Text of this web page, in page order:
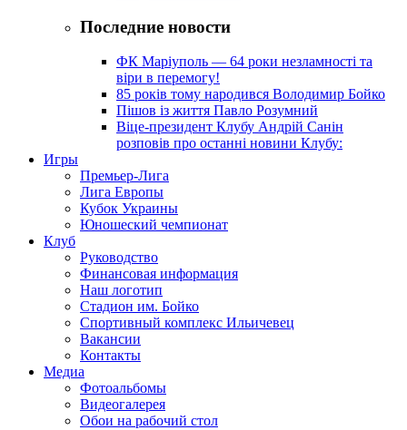
Последние новости
ФК Маріуполь — 64 роки незламності та
віри в перемогу!
85 років тому народився Володимир Бойко
Пішов із життя Павло Розумний
Віце-президент Клубу Андрій Санін
розповів про останні новини Клубу:
Игры
Премьер-Лига
Лига Европы
Кубок Украины
Юношеский чемпионат
Клуб
Руководство
Финансовая информация
Наш логотип
Стадион им. Бойко
Спортивный комплекс Ильичевец
Вакансии
Контакты
Медиа
Фотоальбомы
Видеогалерея
Обои на рабочий стол